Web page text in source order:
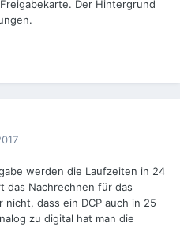
Der Hintergrund
werden die Laufzeiten in 24
das Nachrechnen für das
dass ein DCP auch in 25
zu digital hat man die